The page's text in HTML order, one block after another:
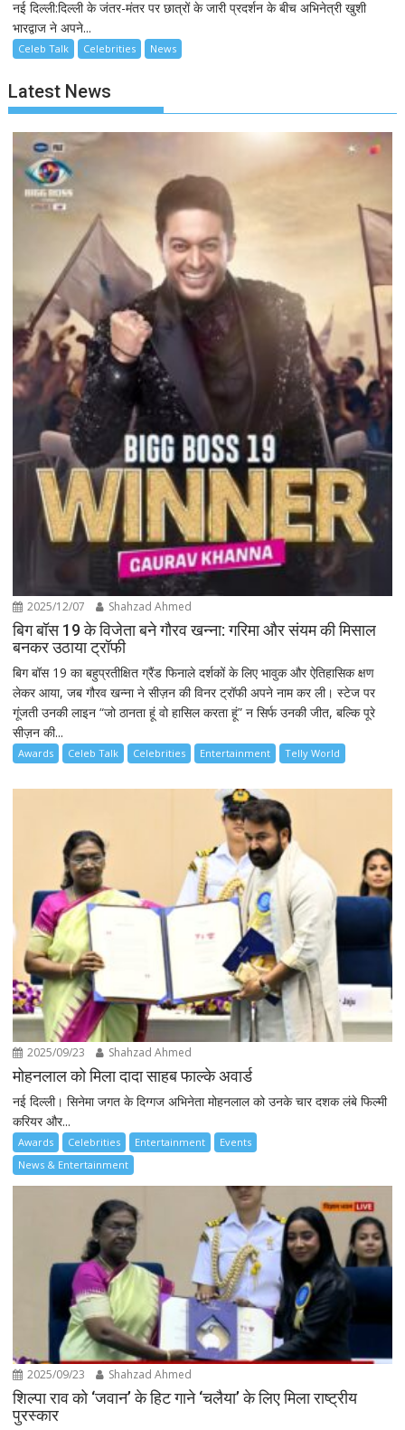
नई दिल्ली:दिल्ली के जंतर-मंतर पर छात्रों के जारी प्रदर्शन के बीच अभिनेत्री खुशी
भारद्वाज ने अपने...
Celeb Talk Celebrities News
Latest News
2025/12/07 Shahzad Ahmed
बिग बॉस 19 के विजेता बने गौरव खन्ना: गरिमा और संयम की मिसाल
बनकर उठाया ट्रॉफी
बिग बॉस 19 का बहुप्रतीक्षित ग्रैंड फिनाले दर्शकों के लिए भावुक और ऐतिहासिक क्षण
लेकर आया, जब गौरव खन्ना ने सीज़न की विनर ट्रॉफी अपने नाम कर ली। स्टेज पर
गूंजती उनकी लाइन “जो ठानता हूं वो हासिल करता हूं” न सिर्फ उनकी जीत, बल्कि पूरे
सीज़न की...
Awards Celeb Talk Celebrities Entertainment Telly World
2025/09/23 Shahzad Ahmed
मोहनलाल को मिला दादा साहब फाल्के अवार्ड
नई दिल्ली। सिनेमा जगत के दिग्गज अभिनेता मोहनलाल को उनके चार दशक लंबे फिल्मी
करियर और...
Awards Celebrities Entertainment
Events
News & Entertainment
2025/09/23 Shahzad Ahmed
शिल्पा राव को ‘जवान’ के हिट गाने ‘चलैया’ के लिए मिला राष्ट्रीय
पुरस्कार